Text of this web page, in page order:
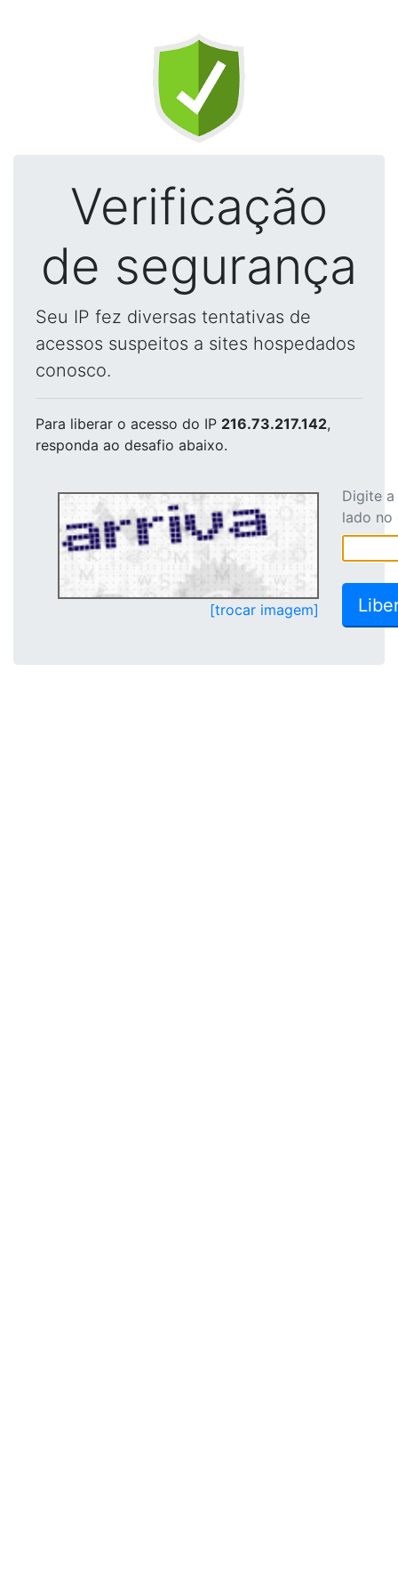
Verificação
de segurança
Seu IP fez diversas tentativas de
acessos suspeitos a sites hospedados
conosco.
Para liberar o acesso do IP 216.73.217.142,
responda ao desafio abaixo.
[trocar imagem]
Digite
lado no